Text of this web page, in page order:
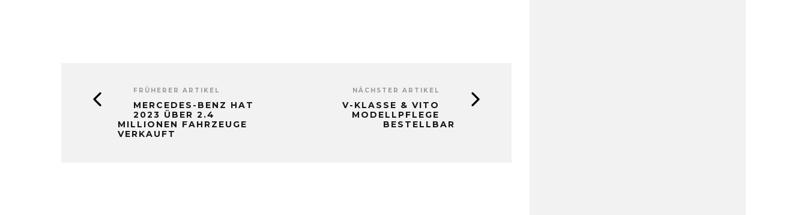
FRÜHERER ARTIKEL
MERCEDES-BENZ HAT
2023 ÜBER 2.4
MILLIONEN FAHRZEUGE
VERKAUFT
NÄCHSTER ARTIKEL
V-KLASSE & VITO
MODELLPFLEGE
BESTELLBAR